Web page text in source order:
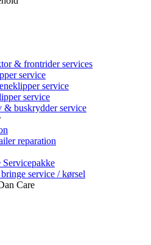
& frontrider services
service
service
service
& buskrydder service
reparation
Servicepakke
service / kørsel
Care